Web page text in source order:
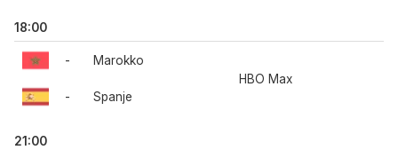
18:00
-
-
Marokko
Spanje
HBO Max
21:00